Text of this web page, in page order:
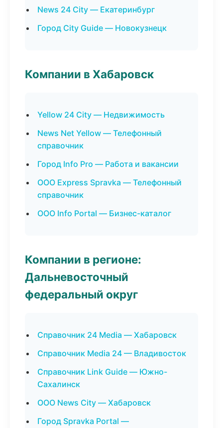
News 24 City — Екатеринбург
Город City Guide — Новокузнецк
Компании в Хабаровск
Yellow 24 City — Недвижимость
News Net Yellow — Телефонный
справочник
Город Info Pro — Работа и вакансии
ООО Express Spravka — Телефонный
справочник
ООО Info Portal — Бизнес-каталог
Компании в регионе:
Дальневосточный
федеральный округ
Справочник 24 Media — Хабаровск
Справочник Media 24 — Владивосток
Справочник Link Guide — Южно-
Сахалинск
ООО News City — Хабаровск
Город Spravka Portal —